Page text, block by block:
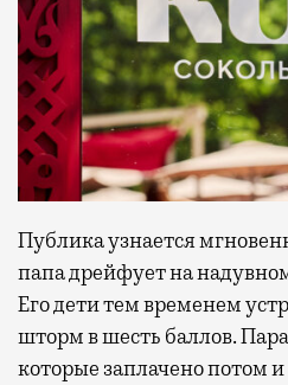
Публика узнается
папа дрейфует на
Его дети тем временем
шторм в шесть баллов.
которые заплачено потом